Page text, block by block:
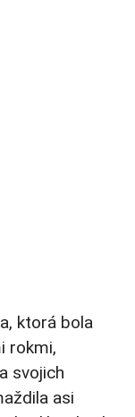
ktorá bola
rokmi,
svojich
asi